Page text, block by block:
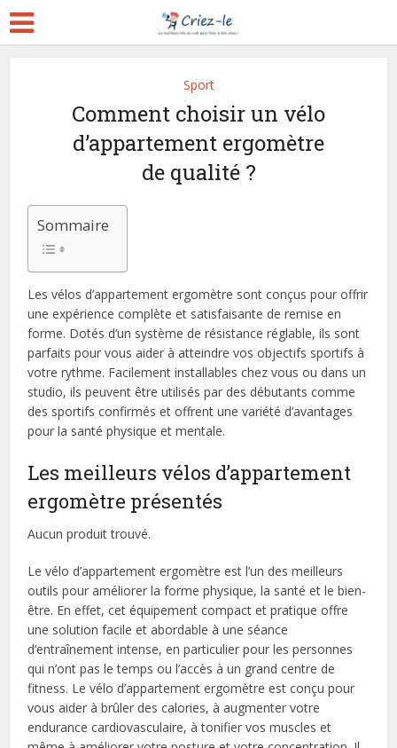
Sport
Comment choisir un vélo
d’appartement ergomètre
de qualité ?
Sommaire
Les vélos d’appartement ergomètre sont conçus pour offrir
une expérience complète et satisfaisante de remise en
forme. Dotés d’un système de résistance réglable, ils sont
parfaits pour vous aider à atteindre vos objectifs sportifs à
votre rythme. Facilement installables chez vous ou dans un
studio, ils peuvent être utilisés par des débutants comme
des sportifs confirmés et offrent une variété d’avantages
pour la santé physique et mentale.
Les meilleurs vélos d’appartement
ergomètre présentés
Aucun produit trouvé.
Le vélo d’appartement ergomètre est l’un des meilleurs
outils pour améliorer la forme physique, la santé et le bien-
être. En effet, cet équipement compact et pratique offre
une solution facile et abordable à une séance
d’entraînement intense, en particulier pour les personnes
qui n’ont pas le temps ou l’accès à un grand centre de
fitness. Le vélo d’appartement ergomètre est conçu pour
vous aider à brûler des calories, à augmenter votre
endurance cardiovasculaire, à tonifier vos muscles et